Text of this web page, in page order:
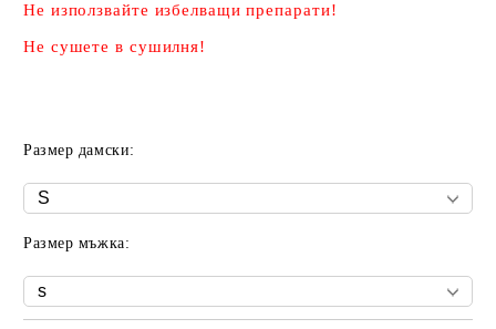
Не използвайте избелващи препарати!
Не сушете в сушилня!
Размер дамски:
Размер мъжка: